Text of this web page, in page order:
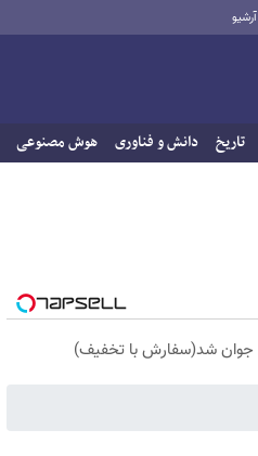
آرشیو
تاریخ دانش و فناوری هوش مصنوعی